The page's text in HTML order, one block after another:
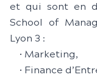
et qui sont en
School of
Lyon 3 :
• Marketing,
• Finance